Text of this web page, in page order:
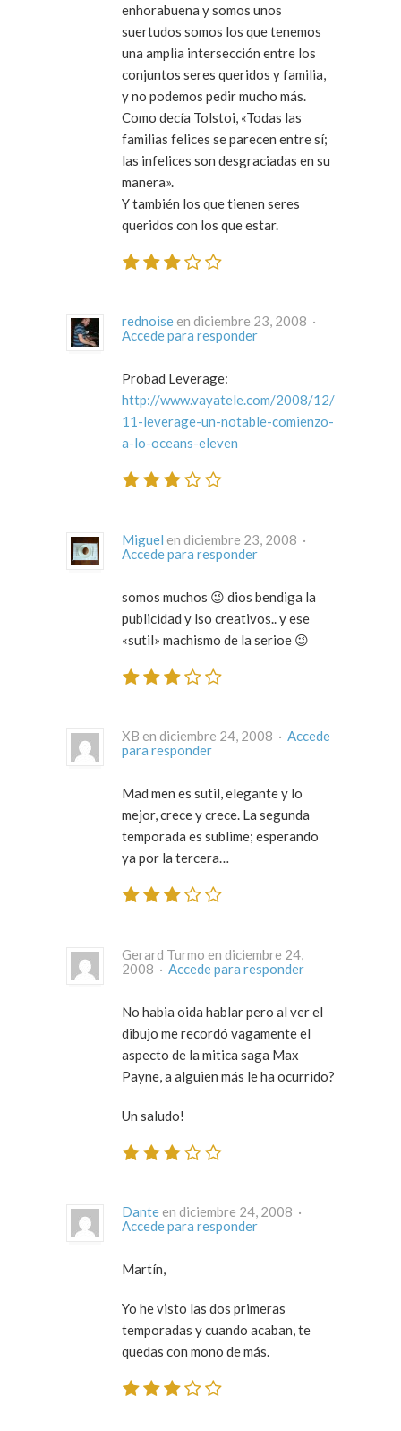
enhorabuena y somos unos
suertudos somos los que tenemos
una amplia intersección entre los
conjuntos seres queridos y familia,
y no podemos pedir mucho más.
Como decía Tolstoi, «Todas las
familias felices se parecen entre sí;
las infelices son desgraciadas en su
manera».
Y también los que tienen seres
queridos con los que estar.
rednoise
en diciembre 23, 2008 ·
Accede para responder
Probad Leverage:
http://www.vayatele.com/2008/12/
11-leverage-un-notable-comienzo-
a-lo-oceans-eleven
Miguel
en diciembre 23, 2008 ·
Accede para responder
somos muchos 😉 dios bendiga la
publicidad y lso creativos.. y ese
«sutil» machismo de la serioe 😉
XB en diciembre 24, 2008 · Accede
para responder
Mad men es sutil, elegante y lo
mejor, crece y crece. La segunda
temporada es sublime; esperando
ya por la tercera…
Gerard Turmo en diciembre 24,
2008 · Accede para responder
No habia oida hablar pero al ver el
dibujo me recordó vagamente el
aspecto de la mitica saga Max
Payne, a alguien más le ha ocurrido?
Un saludo!
Dante
en diciembre 24, 2008 ·
Accede para responder
Martín,
Yo he visto las dos primeras
temporadas y cuando acaban, te
quedas con mono de más.